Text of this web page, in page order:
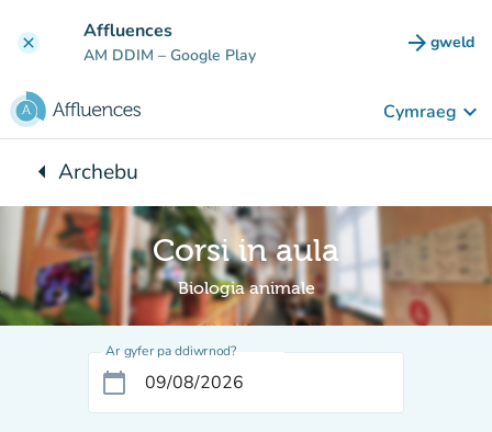
clear Affluences
AM DDIM – Google Play arrow_forward gweld
(tab
Cymraeg keyboard_arrow_down
arrow_leftYn ôl i:
Archebu
Corsi in aula
Biologia animale
Ar gyfer pa ddiwrnod?
calendar_today